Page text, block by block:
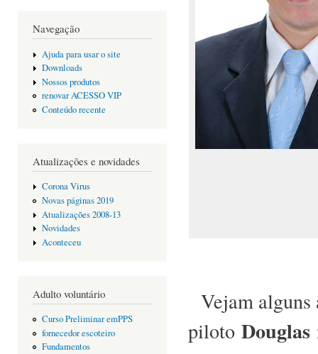
Navegação
Ajuda para usar o site
Downloads
Nossos produtos
renovar ACESSO VIP
Conteúdo recente
Atualizações e novidades
Corona Virus
Novas páginas 2019
Atualizações 2008-13
Novidades
Aconteceu
Adulto voluntário
Curso Preliminar emPPS
fornecedor escoteiro
Fundamentos
Vejam alguns
piloto Douglas